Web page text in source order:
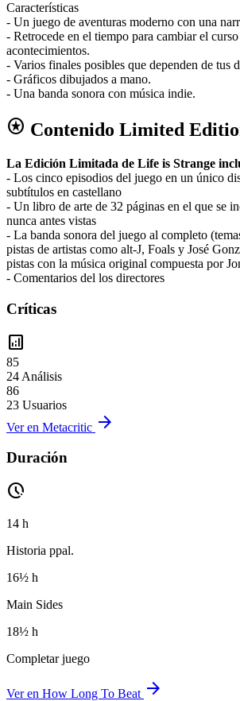
Características
- Un juego de aventuras moderno con una
- Retrocede en el tiempo para cambiar el
acontecimientos.
- Varios finales posibles que dependen de tus
- Gráficos dibujados a mano.
- Una banda sonora con música indie.
stars Contenido Limited
La Edición Limitada de Life is Strange
- Los cinco episodios del juego en un único
subtítulos en castellano
- Un libro de arte de 32 páginas en el que se
nunca antes vistas
- La banda sonora del juego al completo
pistas de artistas como alt-J, Foals y José
pistas con la música original compuesta por
- Comentarios del los directores
Críticas
analytics
85
24 Análisis
86
23 Usuarios
Ver en Metacritic arrow_forward
Duración
pace
14 h
Historia ppal.
16½ h
Main Sides
18½ h
Completar juego
Ver en How Long To Beat arrow_forward